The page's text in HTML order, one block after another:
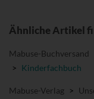
Ähnliche Artikel
Mabuse-Buchversand
> Kinderfachbuch
Mabuse-Verlag >